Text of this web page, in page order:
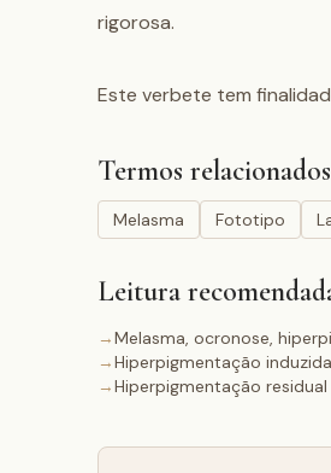
rigorosa.
Este verbete tem
Termos relacionados
Melasma Fototipo
Leitura
→Melasma, ocronose,
→Hiperpigmentação
→Hiperpigmentação